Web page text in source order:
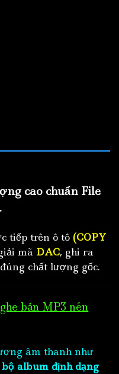
cao chuẩn File
tiếp trên ô tô (COPY
mã DAC, ghi ra
chất lượng gốc.
bản MP3 nén
âm thanh như
album định dạng